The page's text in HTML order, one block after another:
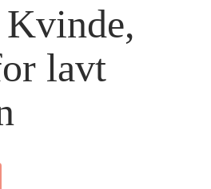
Kvinde,
lavt